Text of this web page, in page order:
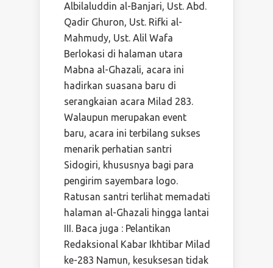
Albilaluddin al-Banjari, Ust. Abd.
Qadir Ghuron, Ust. Rifki al-
Mahmudy, Ust. Alil Wafa
Berlokasi di halaman utara
Mabna al-Ghazali, acara ini
hadirkan suasana baru di
serangkaian acara Milad 283.
Walaupun merupakan event
baru, acara ini terbilang sukses
menarik perhatian santri
Sidogiri, khususnya bagi para
pengirim sayembara logo.
Ratusan santri terlihat memadati
halaman al-Ghazali hingga lantai
III. Baca juga : Pelantikan
Redaksional Kabar Ikhtibar Milad
ke-283 Namun, kesuksesan tidak